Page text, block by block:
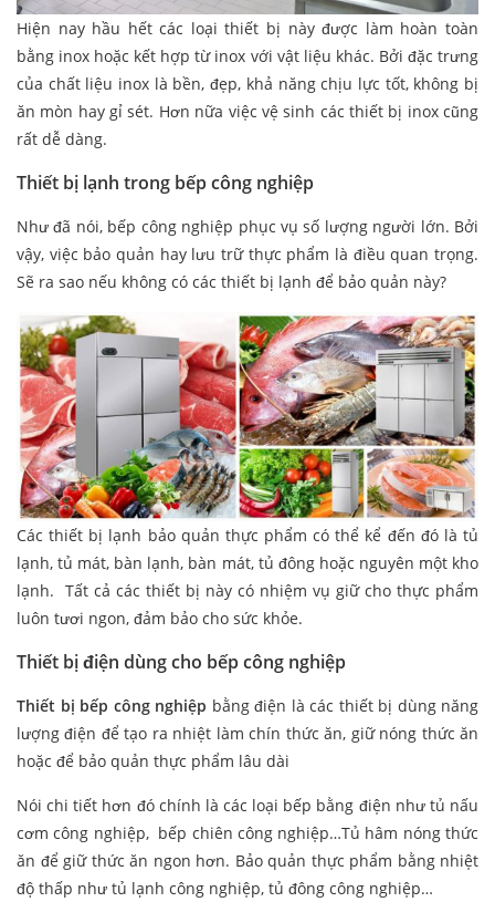
Hiện nay hầu hết các loại thiết bị này được làm hoàn toàn
bằng inox hoặc kết hợp từ inox với vật liệu khác. Bởi đặc trưng
của chất liệu inox là bền, đẹp, khả năng chịu lực tốt, không bị
ăn mòn hay gỉ sét. Hơn nữa việc vệ sinh các thiết bị inox cũng
rất dễ dàng.
Thiết bị lạnh trong bếp công nghiệp
Như đã nói, bếp công nghiệp phục vụ số lượng người lớn. Bởi
vậy, việc bảo quản hay lưu trữ thực phẩm là điều quan trọng.
Sẽ ra sao nếu không có các thiết bị lạnh để bảo quản này?
Các thiết bị lạnh bảo quản thực phẩm có thể kể đến đó là tủ
lạnh, tủ mát, bàn lạnh, bàn mát, tủ đông hoặc nguyên một kho
lạnh. Tất cả các thiết bị này có nhiệm vụ giữ cho thực phẩm
luôn tươi ngon, đảm bảo cho sức khỏe.
Thiết bị điện dùng cho bếp công nghiệp
Thiết bị bếp công nghiệp bằng điện là các thiết bị dùng năng
lượng điện để tạo ra nhiệt làm chín thức ăn, giữ nóng thức ăn
hoặc để bảo quản thực phẩm lâu dài
Nói chi tiết hơn đó chính là các loại bếp bằng điện như tủ nấu
cơm công nghiệp, bếp chiên công nghiệp…Tủ hâm nóng thức
ăn để giữ thức ăn ngon hơn. Bảo quản thực phẩm bằng nhiệt
độ thấp như tủ lạnh công nghiệp, tủ đông công nghiệp…